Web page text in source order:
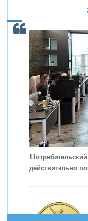
Скорость -
П
действительно